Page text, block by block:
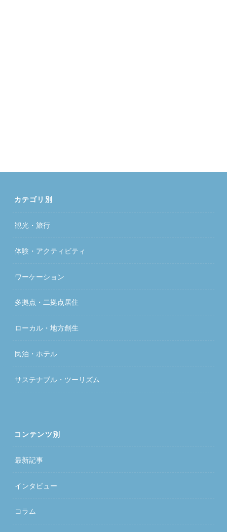
カテゴリ別
観光・旅行
体験・アクティビティ
ワーケーション
多拠点・二拠点居住
ローカル・地方創生
民泊・ホテル
サステナブル・ツーリズム
コンテンツ別
最新記事
インタビュー
コラム